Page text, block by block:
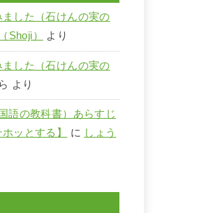
した（石けんの実の
Shoji） より
した（石けんの実の
より
語の教科書）あらすじ
ッとする】
に しょう